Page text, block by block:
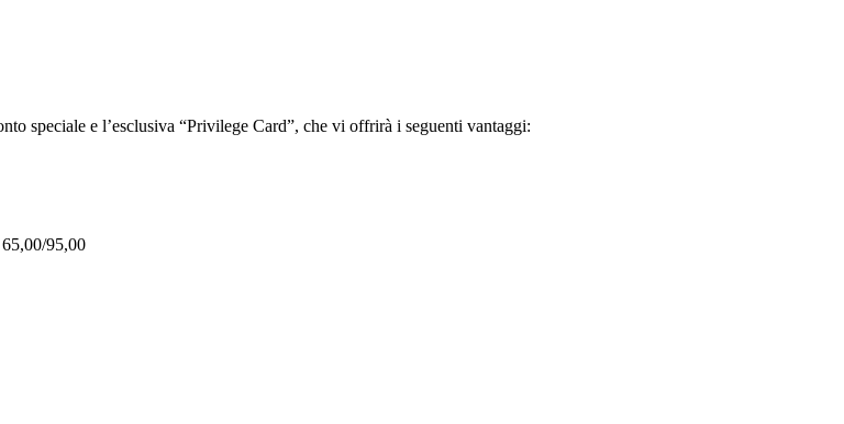
speciale e l’esclusiva “Privilege Card”, che vi offrirà i seguenti vantaggi:
95,00